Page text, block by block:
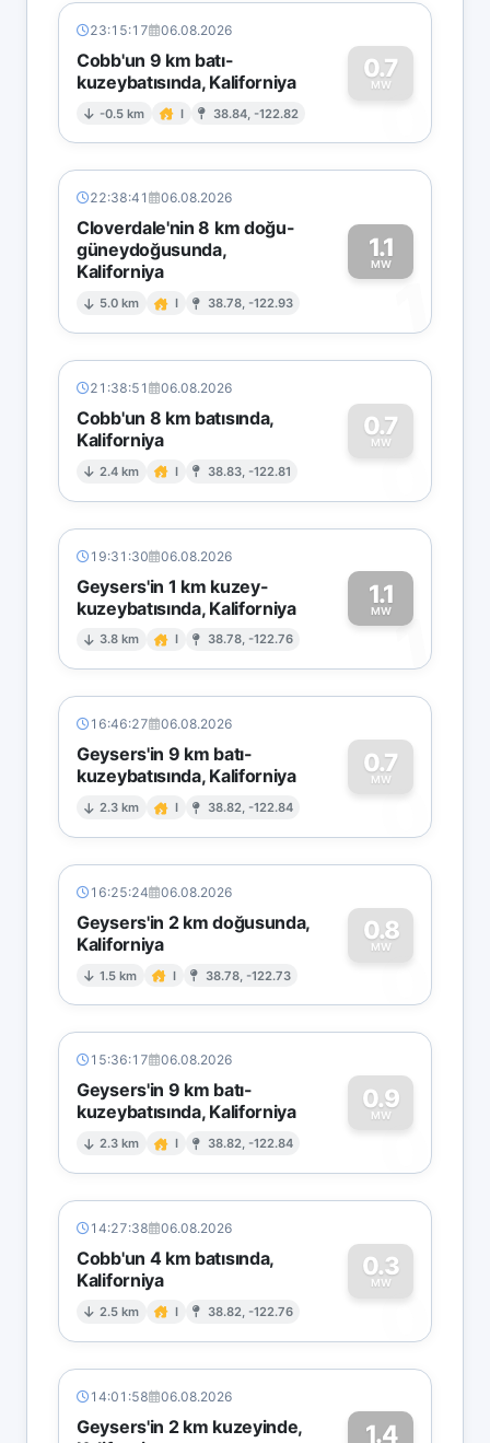
23:15:17 06.08.2026
Cobb'un 9 km batı-
kuzeybatısında, Kaliforniya
-0.5 km I 38.84, -122.82
0.7
MW
0
22:38:41 06.08.2026
Cloverdale'nin 8 km doğu-
güneydoğusunda,
Kaliforniya
5.0 km I 38.78, -122.93
1.1
MW
1
21:38:51 06.08.2026
Cobb'un 8 km batısında,
Kaliforniya
2.4 km I 38.83, -122.81
0.7
MW
0
19:31:30 06.08.2026
Geysers'in 1 km kuzey-
kuzeybatısında, Kaliforniya
3.8 km I 38.78, -122.76
1.1
MW1
16:46:27 06.08.2026
Geysers'in 9 km batı-
kuzeybatısında, Kaliforniya
2.3 km I 38.82, -122.84
0.7
MW
0
16:25:24 06.08.2026
Geysers'in 2 km doğusunda,
Kaliforniya
1.5 km I 38.78, -122.73
0.8
MW
0
15:36:17 06.08.2026
Geysers'in 9 km batı-
kuzeybatısında, Kaliforniya
2.3 km I 38.82, -122.84
0.9
MW
0
14:27:38 06.08.2026
Cobb'un 4 km batısında,
Kaliforniya
2.5 km I 38.82, -122.76
0.3
MW
0
14:01:58 06.08.2026
Geysers'in 2 km kuzeyinde,
1.4